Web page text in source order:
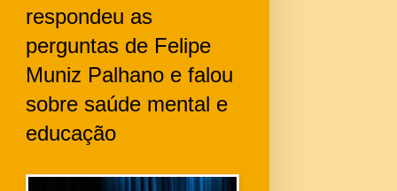
respondeu as
perguntas de Felipe
Muniz Palhano e falou
sobre saúde mental e
educação